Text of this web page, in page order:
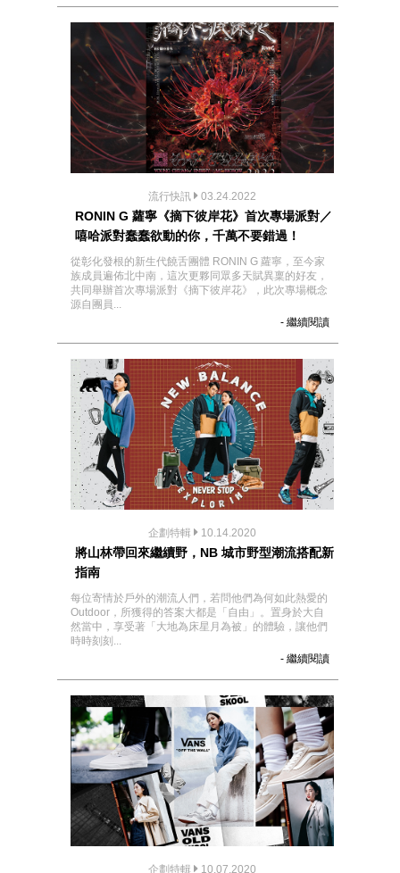
流行快訊 03.24.2022
RONIN G 蘿寧《摘下彼岸花》首次專場派對／
嘻哈派對蠢蠢欲動的你，千萬不要錯過！
從彰化發根的新生代饒舌團體 RONIN G 蘿寧，至今家
族成員遍佈北中南，這次更夥同眾多天賦異稟的好友，
共同舉辦首次專場派對《摘下彼岸花》，此次專場概念
源自團員...
- 繼續閱讀
企劃特輯 10.14.2020
將山林帶回來繼續野，NB 城市野型潮流搭配新
指南
每位寄情於戶外的潮流人們，若問他們為何如此熱愛的
Outdoor，所獲得的答案大都是「自由」。置身於大自
然當中，享受著「大地為床星月為被」的體驗，讓他們
時時刻刻...
- 繼續閱讀
企劃特輯 10.07.2020